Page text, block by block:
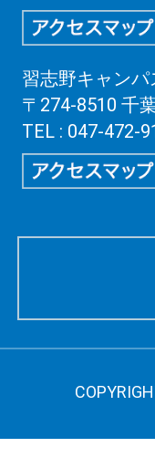
習志野キャン
〒274-8510 千
TEL : 047-472-